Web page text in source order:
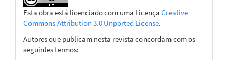
Esta obra está licenciado com uma Licença Creative
Commons Attribution 3.0 Unported License.
Autores que publicam nesta revista concordam com os
seguintes termos: